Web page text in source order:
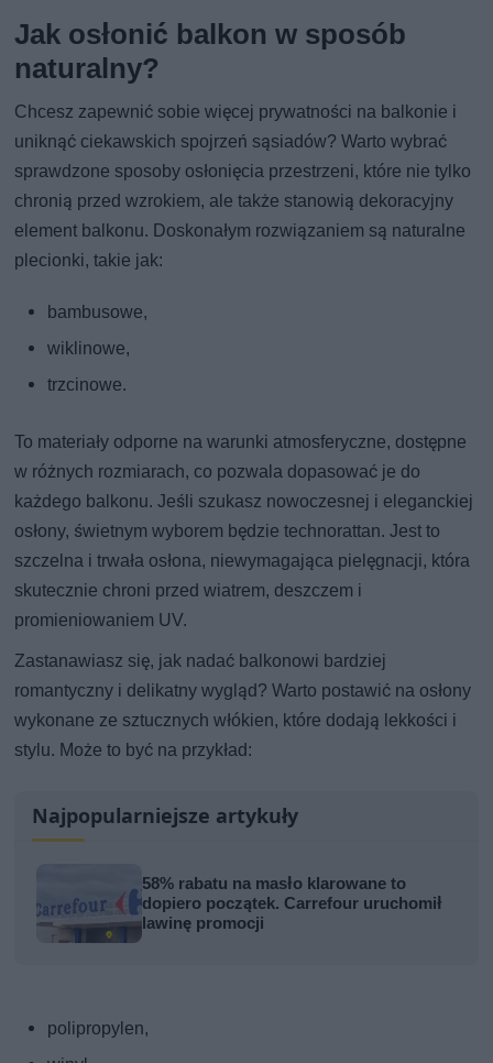
Jak osłonić balkon w sposób
naturalny?
Chcesz zapewnić sobie więcej prywatności na balkonie i
uniknąć ciekawskich spojrzeń sąsiadów? Warto wybrać
sprawdzone sposoby osłonięcia przestrzeni, które nie tylko
chronią przed wzrokiem, ale także stanowią dekoracyjny
element balkonu. Doskonałym rozwiązaniem są naturalne
plecionki, takie jak:
bambusowe,
wiklinowe,
trzcinowe.
To materiały odporne na warunki atmosferyczne, dostępne
w różnych rozmiarach, co pozwala dopasować je do
każdego balkonu. Jeśli szukasz nowoczesnej i eleganckiej
osłony, świetnym wyborem będzie technorattan. Jest to
szczelna i trwała osłona, niewymagająca pielęgnacji, która
skutecznie chroni przed wiatrem, deszczem i
promieniowaniem UV.
Zastanawiasz się, jak nadać balkonowi bardziej
romantyczny i delikatny wygląd? Warto postawić na osłony
wykonane ze sztucznych włókien, które dodają lekkości i
stylu. Może to być na przykład:
Najpopularniejsze artykuły
58% rabatu na masło klarowane to
dopiero początek. Carrefour uruchomił
lawinę promocji
polipropylen,